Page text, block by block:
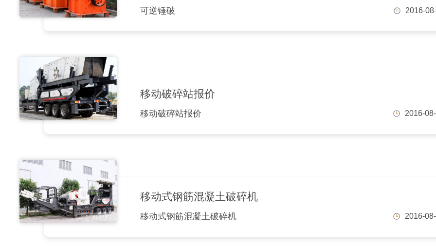
可逆锤破 2016-
移动破碎站报价
移动破碎站报价 2016-
移动式钢筋混凝土破碎机
移动式钢筋混凝土破碎机 2016-